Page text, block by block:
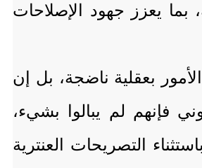
بما يعزز جهود الإصلاحات
بعقلية ناضجة، بل إن
فإنهم لم يبالوا بشيء،
التصريحات العنترية